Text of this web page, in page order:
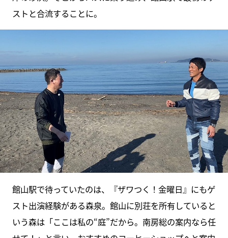
ストと合流することに。
館山駅で待っていたのは、『ザワつく！金曜日』にもゲ
スト出演経験がある森泉。館山に別荘を所有していると
いう森は「ここは私の“庭”だから。南房総の案内なら任